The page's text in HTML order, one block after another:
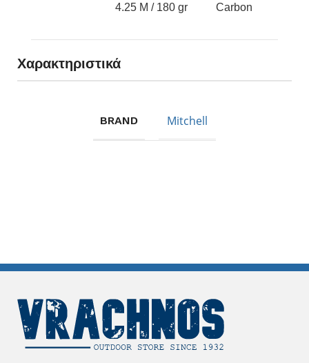
4.25 M / 180 gr Carbon
Χαρακτηριστικά
BRAND Mitchell